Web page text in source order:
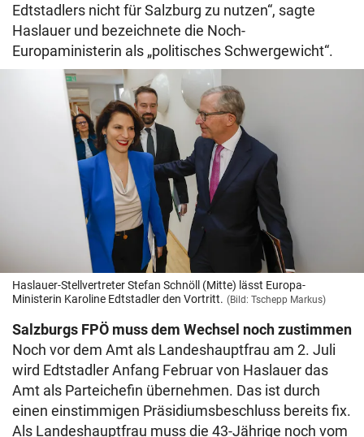
Edtstadlers nicht für Salzburg zu nutzen“, sagte
Haslauer und bezeichnete die Noch-
Europaministerin als „politisches Schwergewicht“.
Haslauer-Stellvertreter Stefan Schnöll (Mitte) lässt Europa-
Ministerin Karoline Edtstadler den Vortritt. (Bild: Tschepp Markus)
Salzburgs FPÖ muss dem Wechsel noch zustimmen
Noch vor dem Amt als Landeshauptfrau am 2. Juli
wird Edtstadler Anfang Februar von Haslauer das
Amt als Parteichefin übernehmen. Das ist durch
einen einstimmigen Präsidiumsbeschluss bereits fix.
Als Landeshauptfrau muss die 43-Jährige noch vom